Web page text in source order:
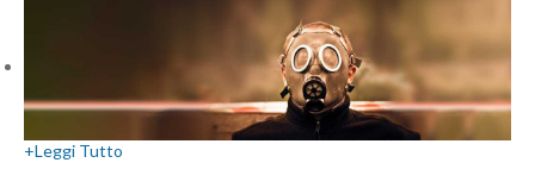
+Leggi Tutto